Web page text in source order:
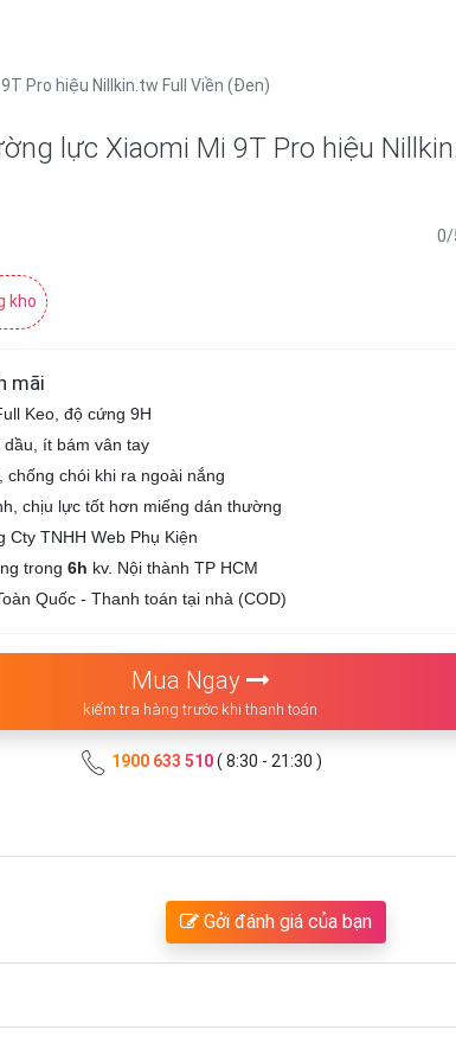
Pro hiệu Nillkin.tw Full Viền (Đen)
lực Xiaomi Mi 9T Pro hiệu
0/
kho
mãi
Keo, độ cứng 9H
ít bám vân tay
chói khi ra ngoài nắng
chịu lực tốt hơn miếng dán thường
TNHH Web Phụ Kiện
trong 6h kv. Nội thành TP HCM
Quốc - Thanh toán tại nhà (COD)
Mua Ngay
kiểm tra hàng trước khi thanh toán
1900 633 510( 8:30 - 21:30 )
Gởi đánh giá của bạn